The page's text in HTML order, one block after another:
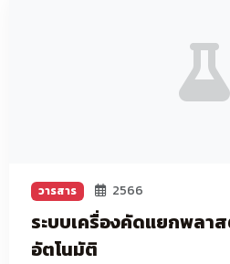
วารสาร 2566
ระบบเครื่องคัดแยกพลา
อัตโนมัติ